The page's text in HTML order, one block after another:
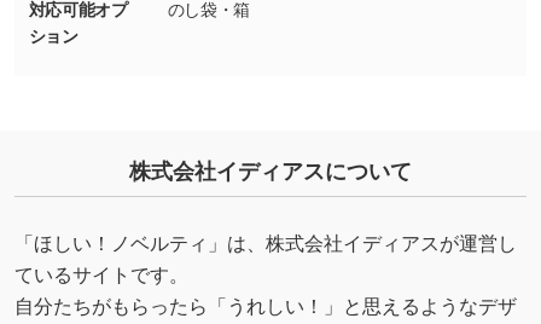
・デザインにQRコードを入れたい／QRコード
を生成してほしい
対応可能オプ
ション
のし袋・箱
株式会社イディアスについて
「ほしい！ノベルティ」は、株式会社イディアスが運営し
ているサイトです。
自分たちがもらったら「うれしい！」と思えるようなデザ